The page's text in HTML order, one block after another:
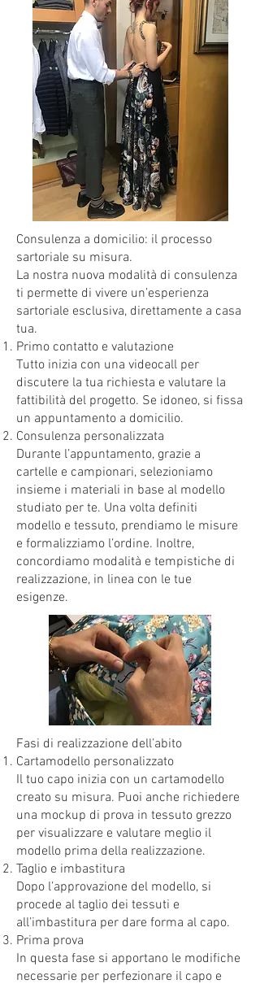
Consulenza a domicilio: il processo
sartoriale su misura.
La nostra nuova modalità di consulenza
ti permette di vivere un’esperienza
sartoriale esclusiva, direttamente a casa
tua.
Primo contatto e valutazione
Tutto inizia con una videocall per
discutere la tua richiesta e valutare la
fattibilità del progetto. Se idoneo, si fissa
un appuntamento a domicilio.
Consulenza personalizzata
Durante l’appuntamento, grazie a
cartelle e campionari, selezioniamo
insieme i materiali in base al modello
studiato per te. Una volta definiti
modello e tessuto, prendiamo le misure
e formalizziamo l’ordine. Inoltre,
concordiamo modalità e tempistiche di
realizzazione, in linea con le tue
esigenze.
Fasi di realizzazione dell’abito
Cartamodello personalizzato
Il tuo capo inizia con un cartamodello
creato su misura. Puoi anche richiedere
una mockup di prova in tessuto grezzo
per visualizzare e valutare meglio il
modello prima della realizzazione.
Taglio e imbastitura
Dopo l’approvazione del modello, si
procede al taglio dei tessuti e
all’imbastitura per dare forma al capo.
Prima prova
In questa fase si apportano le modifiche
necessarie per perfezionare il capo e